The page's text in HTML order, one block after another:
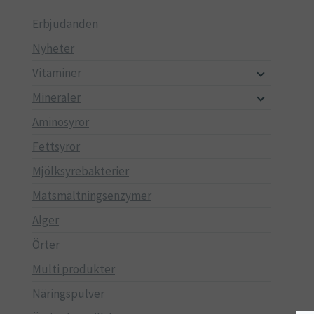
Erbjudanden
Nyheter
Vitaminer
Mineraler
Aminosyror
Fettsyror
Mjölksyrebakterier
Matsmältningsenzymer
Alger
Örter
Multi produkter
Näringspulver